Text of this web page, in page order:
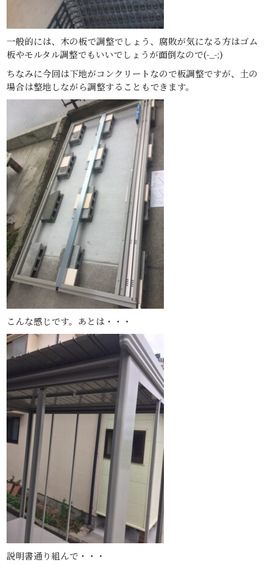
一般的には、木の板で調整でしょう、腐敗が気になる方はゴム
板やモルタル調整でもいいでしょうが面倒なので(-_-;)
ちなみに今回は下地がコンクリートなので板調整ですが、土の
場合は整地しながら調整することもできます。
こんな感じです。あとは・・・
説明書通り組んで・・・